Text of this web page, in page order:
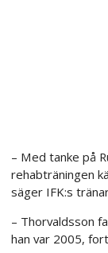
– Med tanke på
rehabträningen
säger IFK:s
– Thorvaldsson
han var 2005,